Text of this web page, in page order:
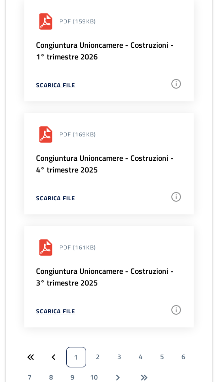
PDF (159KB)
Congiuntura Unioncamere - Costruzioni -
1° trimestre 2026
SCARICA FILE
PDF (169KB)
Congiuntura Unioncamere - Costruzioni -
4° trimestre 2025
SCARICA FILE
PDF (161KB)
Congiuntura Unioncamere - Costruzioni -
3° trimestre 2025
SCARICA FILE
1 2 3 4 5
6
7
8 9 10